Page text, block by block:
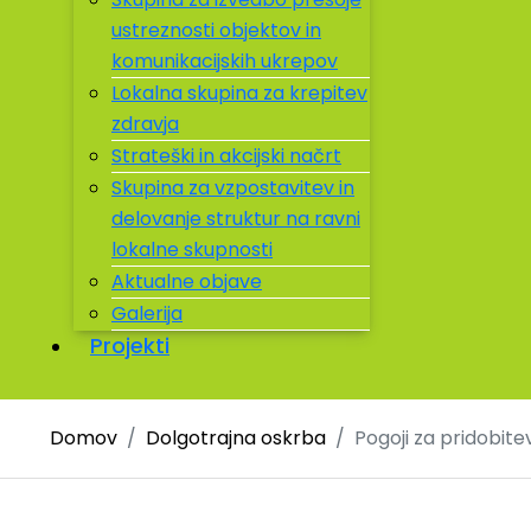
ustreznosti objektov in
komunikacijskih ukrepov
Lokalna skupina za krepitev
zdravja
Strateški in akcijski načrt
Skupina za vzpostavitev in
delovanje struktur na ravni
lokalne skupnosti
Aktualne objave
Galerija
Projekti
Domov Dolgotrajna oskrba Pogoji za